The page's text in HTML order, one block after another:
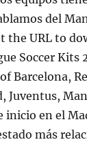
del
the URL to
Soccer Kits
Barcelona,
Juventus,
inicio en el
más